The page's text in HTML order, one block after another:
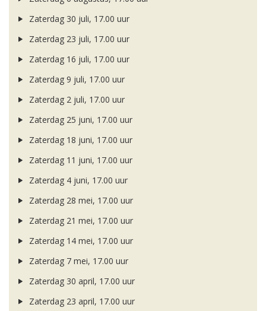
Zaterdag 30 juli, 17.00 uur
Zaterdag 23 juli, 17.00 uur
Zaterdag 16 juli, 17.00 uur
Zaterdag 9 juli, 17.00 uur
Zaterdag 2 juli, 17.00 uur
Zaterdag 25 juni, 17.00 uur
Zaterdag 18 juni, 17.00 uur
Zaterdag 11 juni, 17.00 uur
Zaterdag 4 juni, 17.00 uur
Zaterdag 28 mei, 17.00 uur
Zaterdag 21 mei, 17.00 uur
Zaterdag 14 mei, 17.00 uur
Zaterdag 7 mei, 17.00 uur
Zaterdag 30 april, 17.00 uur
Zaterdag 23 april, 17.00 uur